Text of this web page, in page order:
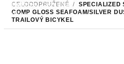
telefóne.Zanechať
odkaz
CELOODPRUŽENÉ / SPECIALIZED
COMP GLOSS SEAFOAM/SILVER
TRAILOVÝ BICYKEL